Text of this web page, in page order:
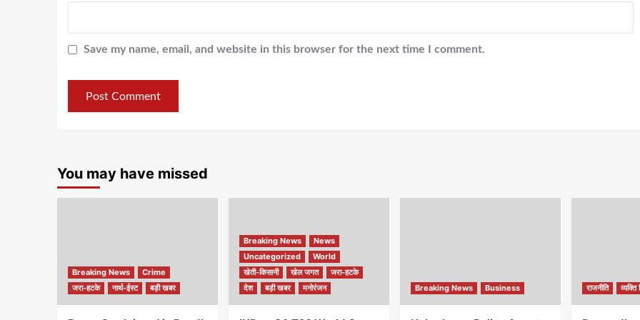
Save my name, email, and website in this browser for the next time I comment.
You may have missed
Breaking News
Crime
जरा-हटके
नार्थ-ईस्ट बड़ी खबर
Breaking News
News
Uncategorized
World
खेती-किसानी
खेल जगत
जरा-हटके
देश
बड़ी खबर मनोरंजन Breaking News Business राजनीति व्यक्ति